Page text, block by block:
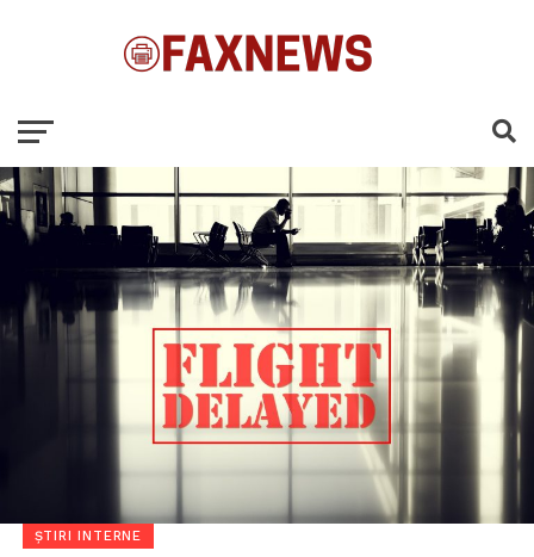
ȘTIRI INTERNE